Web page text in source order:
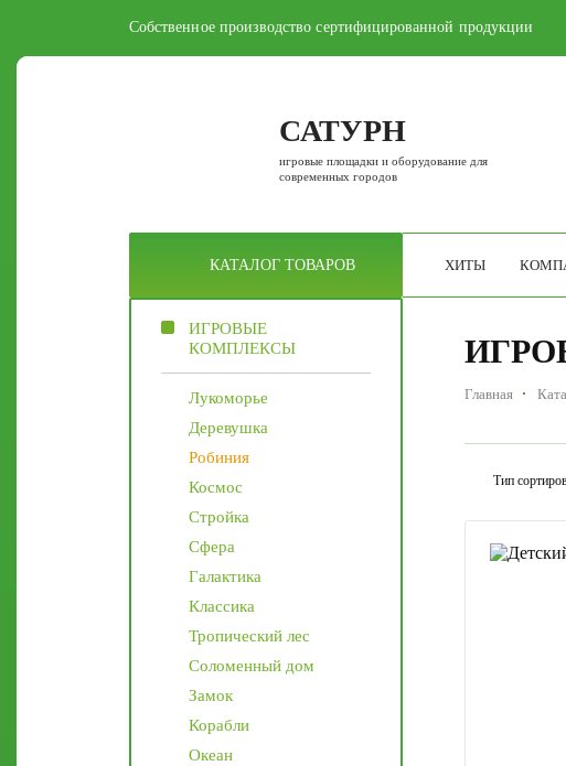
Собственное производство сертифицированной продукции
САТУРН
игровые площадки и оборудование для
современных городов
КАТАЛОГ ТОВАРОВ ХИТЫ
ИГРОВЫЕ
КОМПЛЕКСЫ
Лукоморье
Деревушка
Робиния
Космос
Стройка
Сфера
Галактика
Классика
Тропический лес
Соломенный дом
Замок
Корабли
Океан
Главная
Тип